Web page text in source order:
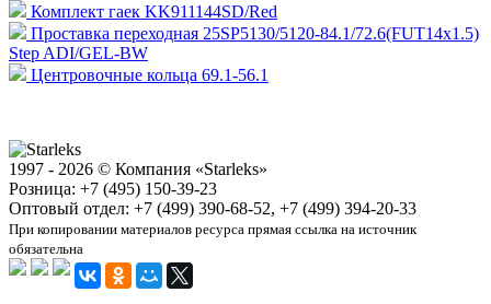
Комплект гаек KK911144SD/Red
Проставка переходная 25SP5130/5120-84.1/72.6(FUT14x1.5)
Step ADI/GEL-BW
Центровочные кольца 69.1-56.1
1997 - 2026 © Компания «Starleks»
Розница: +7 (495) 150-39-23
Оптовый отдел: +7 (499) 390-68-52, +7 (499) 394-20-33
При копировании материалов ресурса прямая ссылка на источник
обязательна